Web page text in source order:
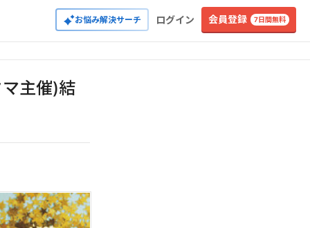
お悩み解決サーチ ログイン 会員登録 7日間無料
主催)結